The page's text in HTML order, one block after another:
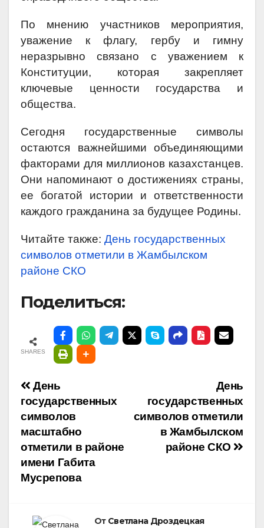
По мнению участников мероприятия,
уважение к флагу, гербу и гимну
неразрывно связано с уважением к
Конституции, которая закрепляет
ключевые ценности государства и
общества.
Сегодня государственные символы
остаются важнейшими объединяющими
факторами для миллионов казахстанцев.
Они напоминают о достижениях страны,
ее богатой истории и ответственности
каждого гражданина за будущее Родины.
Читайте также: День государственных
символов отметили в Жамбылском
районе СКО
Поделиться:
SHARES
Навигация
по
записям
День
государственных
символов отметили
в Жамбылском
районе СКО
День
государственных
символов
масштабно
отметили в районе
имени Габита
Мусрепова
От Светлана Дроздецкая